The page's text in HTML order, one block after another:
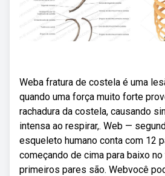
Weba fratura de costela é uma
quando uma força muito forte
rachadura da costela, causando
intensa ao respirar,. Web —
esqueleto humano conta com 12
começando de cima para baixo
primeiros pares são. Webvocê